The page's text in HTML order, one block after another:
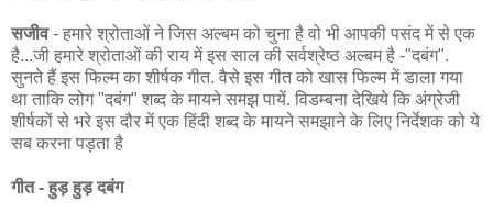
सजीव- हमारे श्रोताओं ने जिस अल्बम को चुना है वो भी आपकी पसंद में से एक
है...जी हमारे श्रोताओं की राय में इस साल की सर्वश्रेष्ठ अल्बम है -"दबंग".
सुनते हैं इस फिल्म का शीर्षक गीत. वैसे इस गीत को खास फिल्म में डाला गया
था ताकि लोग "दबंग" शब्द के मायने समझ पायें. विडम्बना देखिये कि अंग्रेजी
शीर्षकों से भरे इस दौर में एक हिंदी शब्द के मायने समझाने के लिए निर्देशक को ये
सब करना पड़ता है
गीत - हुड़ हुड़ दबंग